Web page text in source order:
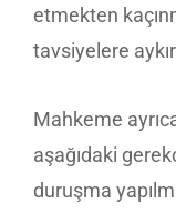
etmekten
tavsiyelere
Mahkeme
aşağıdaki
duruşma